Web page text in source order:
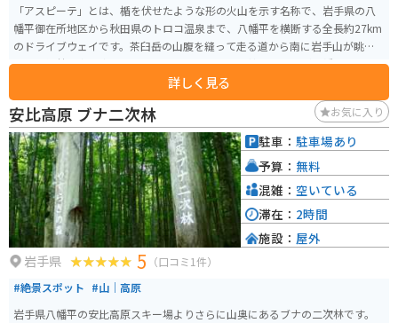
とにも気がつくでしょう。
「アスピーテ」とは、楯を伏せたような形の火山を示す名称で、岩手県の八
幡平御在所地区から秋田県のトロコ温泉まで、八幡平を横断する全長約27km
のドライブウェイです。茶臼岳の山腹を縫って走る道から南に岩手山が眺め
られ、樹林の中に青い湖沼やアオモリトドマツの枯れた木々が八幡平ならで
平アスピーテラインは、まだ道路の両側に数ｍの雪が残り、「雪の回廊」と
なります。通行可能期間4月中旬〜11月上旬ですが、凍結の危険があるときは
通行止めになることがあります。
詳しく見る
安比高原 ブナ二次林 お気に入り
岩手県 5 （口コミ1件）
#絶景スポット #山｜高原
岩手県八幡平の安比高原スキー場よりさらに山奥にあるブナの二次林です。
駐車： 駐車場あり
予算： 無料
混雑： 空いている
滞在： 2時間
施設： 屋外